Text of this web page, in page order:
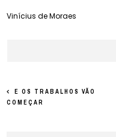
Vinícius de Moraes
E OS TRABALHOS VÃO
COMEÇAR